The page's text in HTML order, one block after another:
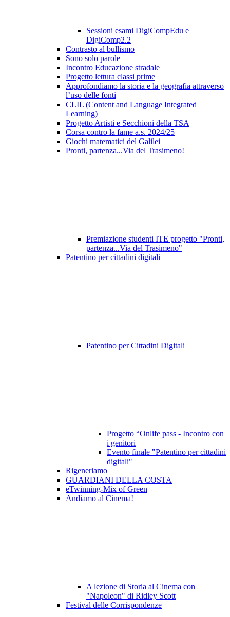
Sessioni esami DigiCompEdu e
DigiComp2.2
Contrasto al bullismo
Sono solo parole
Incontro Educazione stradale
Progetto lettura classi prime
Approfondiamo la storia e la geografia attraverso
l’uso delle fonti
CLIL (Content and Language Integrated
Learning)
Progetto Artisti e Secchioni della TSA
Corsa contro la fame a.s. 2024/25
Giochi matematici del Galilei
Pronti, partenza...Via del Trasimeno!
Premiazione studenti ITE progetto "Pronti,
partenza...Via del Trasimeno"
Patentino per cittadini digitali
Patentino per Cittadini Digitali
Progetto “Onlife pass - Incontro con
i genitori
Evento finale "Patentino per cittadini
digitali"
Rigeneriamo
GUARDIANI DELLA COSTA
eTwinning-Mix of Green
Andiamo al Cinema!
A lezione di Storia al Cinema con
"Napoleon" di Ridley Scott
Festival delle Corrispondenze